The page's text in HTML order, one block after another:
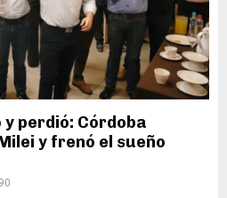
perdió: Córdoba
y frenó el sueño